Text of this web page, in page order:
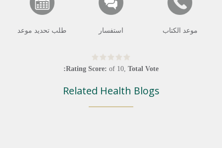
موعد الكتاب استفسار طلب تحديد موعد
Rating Score: of 10, Total Vote:
Related Health Blogs